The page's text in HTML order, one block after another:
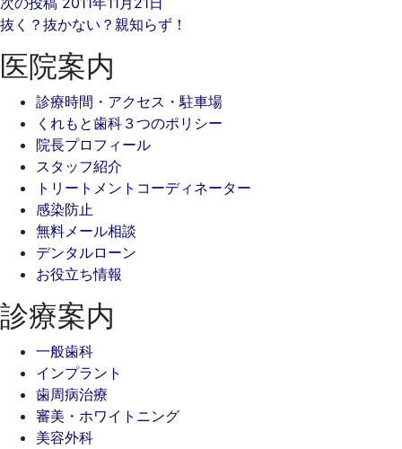
抜く？抜かない？親知らず！
医院案内
診療時間・アクセス・駐車場
くれもと歯科３つのポリシー
院長プロフィール
スタッフ紹介
トリートメントコーディネーター
感染防止
無料メール相談
デンタルローン
お役立ち情報
診療案内
一般歯科
インプラント
歯周病治療
審美・ホワイトニング
美容外科